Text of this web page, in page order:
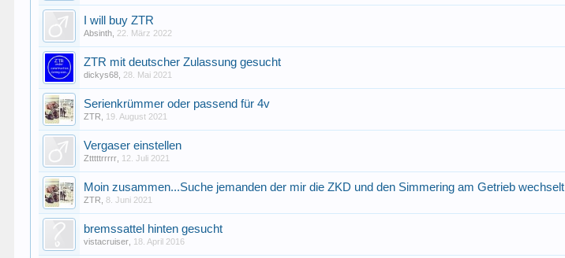
I will buy ZTR
Absinth 22. März 2022
ZTR mit deutscher Zulassung gesucht
dickys68 28. Mai 2021
Serienkrümmer oder passend für 4v
ZTR 19. August 2021
Vergaser einstellen
Ztttttrrrrr 12. Juli 2021
Moin zusammen...Suche jemanden der mir die ZKD und den Simmering am Getrieb wechselt
ZTR ,8. Juni 2021
bremssattel hinten gesucht
vistacruiser 18. April 2016